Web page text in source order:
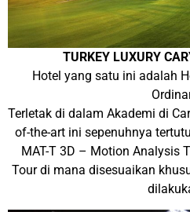
TURKEY LUXURY
Hotel yang satu ini adalah
Terletak di dalam Akademi di
of-the-art ini sepenuhnya
MAT-T 3D – Motion Analysis
Tour di mana disesuaikan